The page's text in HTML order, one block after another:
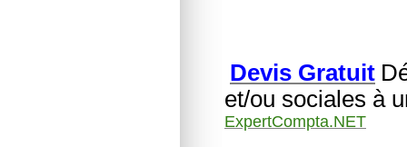
Devis Gratuit
et/ou sociales à
ExpertCompta.NET